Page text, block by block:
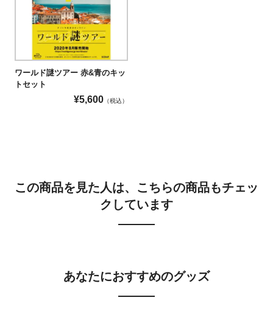
ワールド謎ツアー 赤&青のキッ
トセット
¥5,600 （税込）
この商品を見た人は、こちらの商品もチェッ
クしています
あなたにおすすめのグッズ